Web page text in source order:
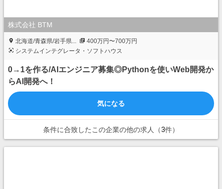
株式会社 BTM
北海道/青森県/岩手県...
400万円〜700万円
システムインテグレータ・ソフトハウス
0→1を作る/AIエンジニア募集◎Pythonを使いWeb開発か
らAI開発へ！
気になる
条件に合致したこの企業の他の求人（3件）